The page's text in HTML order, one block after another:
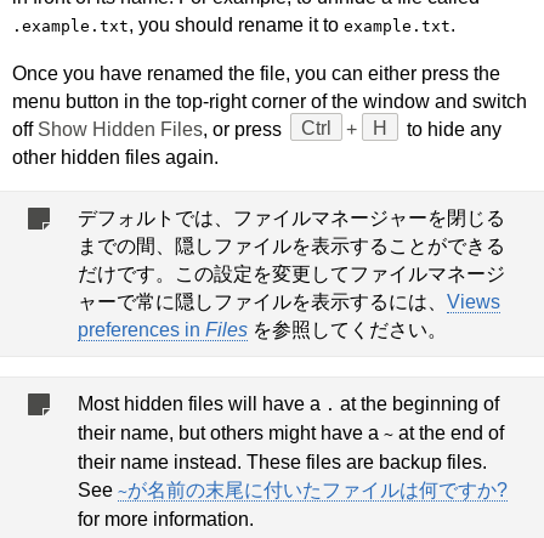
.example.txt, you should rename it to example.txt.
Once you have renamed the file, you can either press the
menu button in the top-right corner of the window and switch
off Show Hidden Files, or press Ctrl + H
to hide any
other hidden files again.
デフォルトでは、ファイルマネージャーを閉じる
までの間、隠しファイルを表示することができる
だけです。この設定を変更してファイルマネージ
ャーで常に隠しファイルを表示するには、 Views
preferences in Files を参照してください。
Most hidden files will have a . at the beginning of
their name, but others might have a ~ at the end of
their name instead. These files are backup files.
See ~が名前の末尾に付いたファイルは何ですか?
for more information.